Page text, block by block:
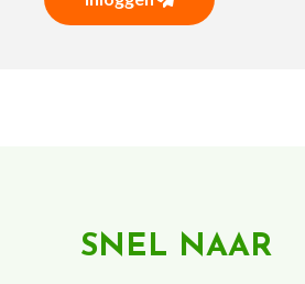
SNEL NAAR